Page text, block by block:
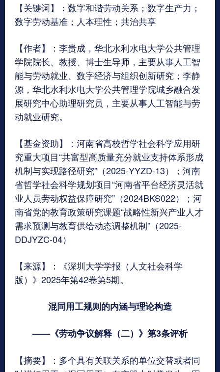
【关键词】：数字和谐劳动关系；数字生产力；
数字劳动基准；人本理性；共治共享
【作者】：李贵成，华北水利水电大学公共管理
学院院长、教授、博士生导师，主要从事人工智
能与劳动就业、数字经济与组织创新研究；李静
源，华北水利水电大学公共管理学院城乡融合发
展研究中心助理研究员，主要从事人工智能与劳
动就业研究。
【基金资助】：河南省高校哲学社会科学应用研
究重大项目“共富型高质量充分就业支持体系形成
机制与实现路径研究”（2025-YYZD-13）；河南
省哲学社会科学规划项目“河南省平台经济灵活就
业人员劳动权益保障研究”（2024BKS022）；河
南省党的教育政策研究课题“战略性新兴产业人才
需求预测与教育供给动态调整机制”（2025-
DDJYZC-04）
【来源】：《深圳大学学报（人文社会科学
版）》2025年第42卷第5期。
混同用工规则的内涵与理论构造
——《劳动争议解释（二）》第3条评析
【摘要】：多个具有关联关系的单位交替或者同